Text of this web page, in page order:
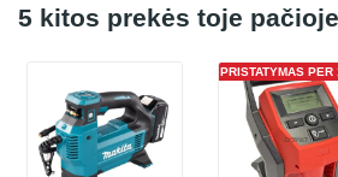
5 kitos prekės toje
PRISTATYMAS PER